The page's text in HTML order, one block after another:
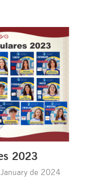
2023
de 2024